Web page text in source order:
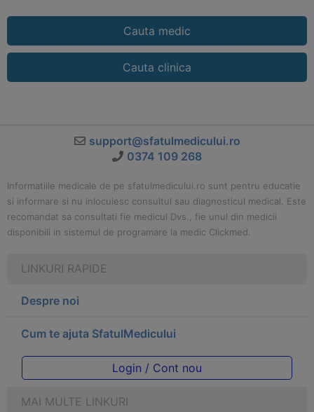
Cauta medic
Cauta clinica
support@sfatulmedicului.ro
0374 109 268
Informatiile medicale de pe sfatulmedicului.ro sunt pentru educatie
si informare si nu inlocuiesc consultul sau diagnosticul medical. Este
recomandat sa consultati fie medicul Dvs., fie unul din medicii
disponibili in sistemul de programare la medic Clickmed.
LINKURI RAPIDE
Despre noi
Cum te ajuta SfatulMedicului
Login / Cont nou
MAI MULTE LINKURI